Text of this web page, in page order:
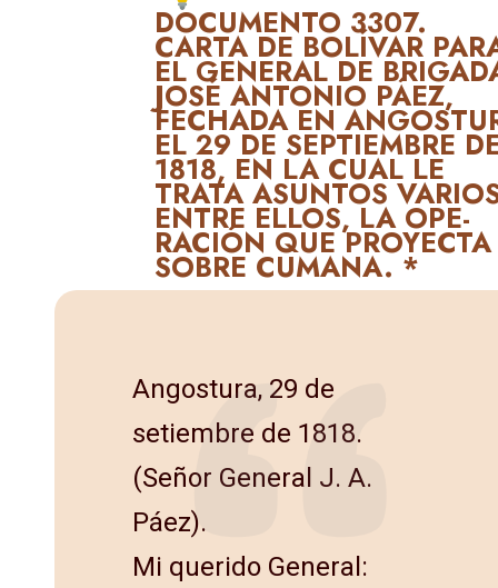
DOCUMENTO 3307.
CARTA DE BOLÍVAR
EL GENERAL DE
JOSÉ ANTONIO PÁEZ,
FECHADA EN
EL 29 DE SEPTIEMBRE
1818, EN LA CUAL LE
TRATA ASUNTOS
ENTRE ELLOS, LA OPE­
RACIÓN QUE PROYECTA
SOBRE CUMANA. *
Angostura, 29 de
setiembre de 1818.
(Señor General J. A.
Páez).
Mi querido General: